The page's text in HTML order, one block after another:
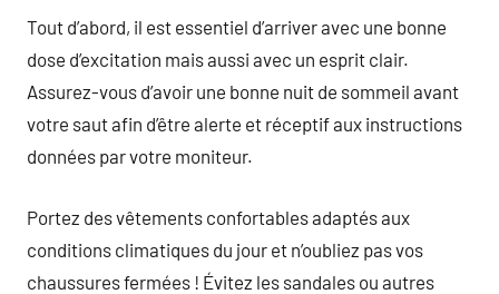
Tout d’abord, il est essentiel d’arriver avec une bonne
dose d’excitation mais aussi avec un esprit clair.
Assurez-vous d’avoir une bonne nuit de sommeil avant
votre saut afin d’être alerte et réceptif aux instructions
données par votre moniteur.
Portez des vêtements confortables adaptés aux
conditions climatiques du jour et n’oubliez pas vos
chaussures fermées ! Évitez les sandales ou autres